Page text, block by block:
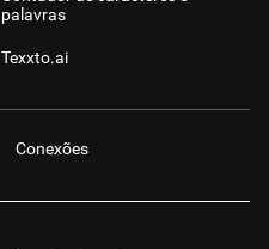
palavras
Texxto.ai
Conexões